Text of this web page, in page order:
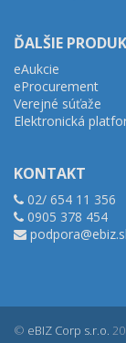
ĎALŠIE
eAukcie
eProcurement
Verejné súťaže
Elektronická
KONTAKT
02/ 654 11 356
0905 378 454
© eBIZ Corp s.r.o.